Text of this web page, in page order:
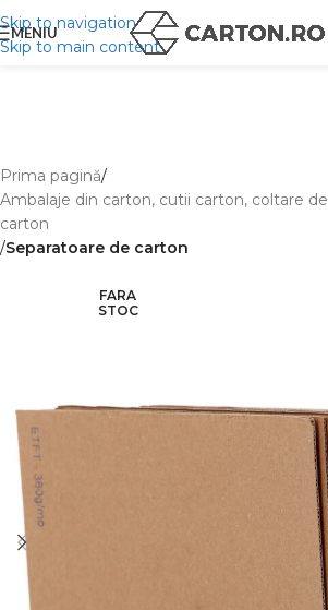
Skip to navigation
Skip to main content
MENIU
Prima pagină
Ambalaje din carton, cutii carton, coltare
carton
Separatoare de carton
FARA
STOC